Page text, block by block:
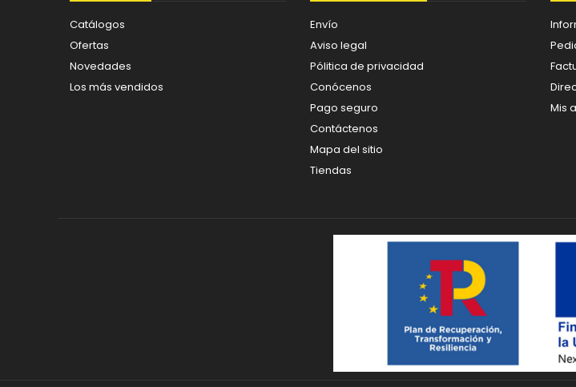
Catálogos
Ofertas
Novedades
Los más vendidos
Envío
Aviso legal
Pólitica de privacidad
Conócenos
Pago seguro
Contáctenos
Mapa del sitio
Tiendas
Mis